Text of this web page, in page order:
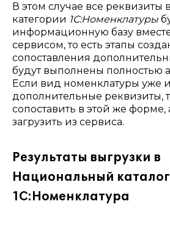
В этом случае все реквизиты
категории 1С:Номенклатуры
информационную базу
сервисом, то есть этапы
сопоставления
будут выполнены полностью
Если вид номенклатуры уже
дополнительные реквизиты,
сопоставить в этой же форме,
загрузить из сервиса.
Результаты выгрузки в
Национальный каталог
1С:Номенклатура